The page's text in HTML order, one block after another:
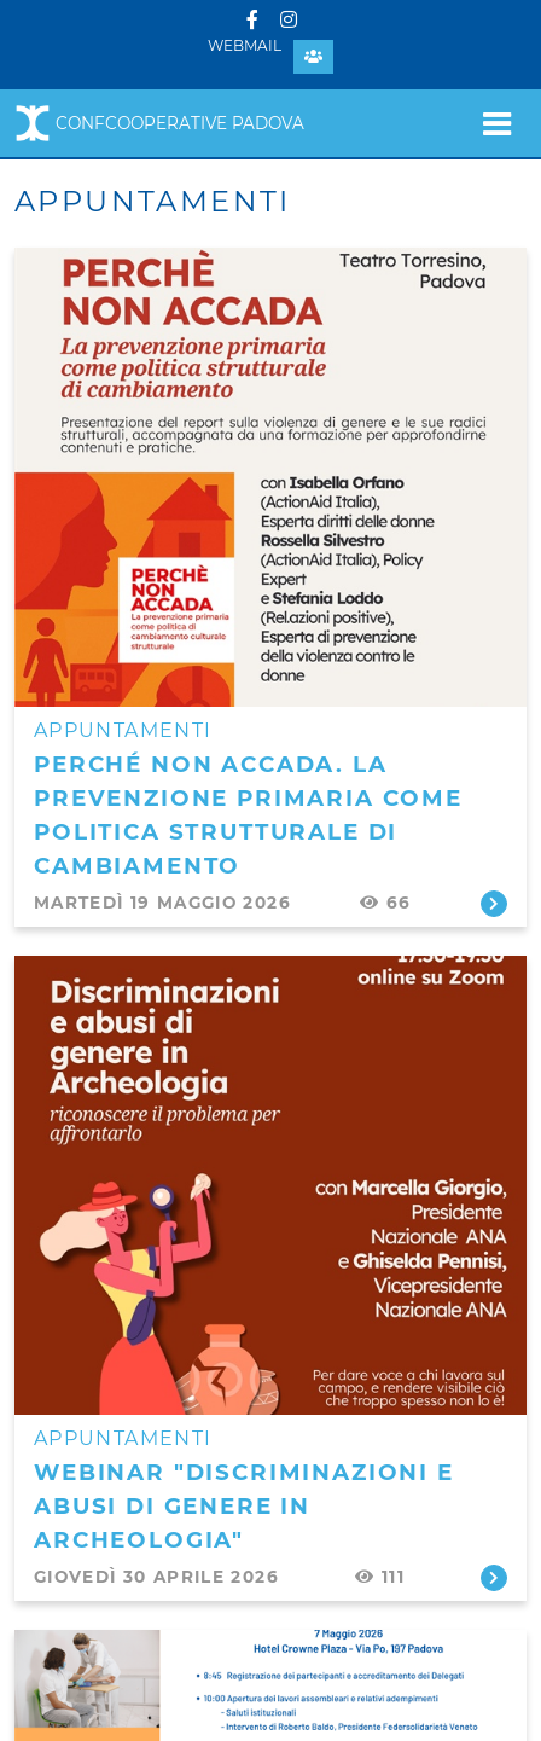
WEBMAIL
CONFCOOPERATIVE PADOVA
APPUNTAMENTI
APPUNTAMENTI
PERCHÉ NON ACCADA. LA
PREVENZIONE PRIMARIA COME
POLITICA STRUTTURALE DI
CAMBIAMENTO
MARTEDÌ 19 MAGGIO 2026 66
APPUNTAMENTI
WEBINAR "DISCRIMINAZIONI E
ABUSI DI GENERE IN
ARCHEOLOGIA"
GIOVEDÌ 30 APRILE 2026 111